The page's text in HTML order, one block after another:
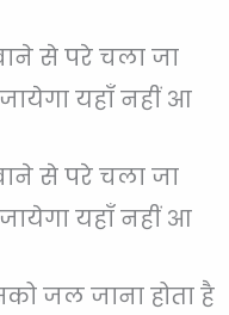
से परे चला जा
यहाँ नहीं आ
से परे चला जा
यहाँ नहीं आ
जल जाना होता है